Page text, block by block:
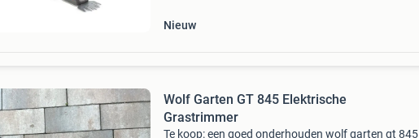
Nieuw
Wolf Garten GT 845 Elektrische
Grastrimmer
Te koop: een goed onderhouden wolf garten gt 845